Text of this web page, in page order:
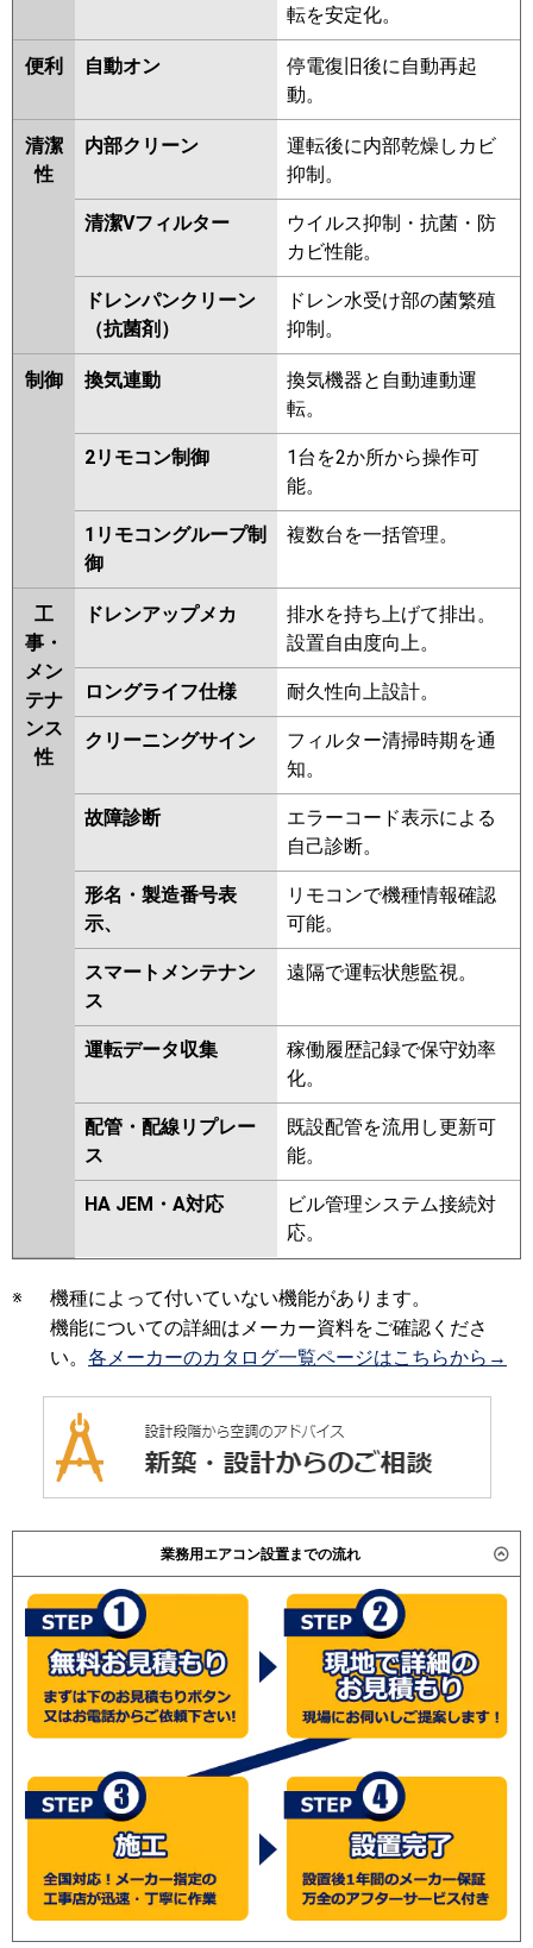
転を安定化。
便利 自動オン
停電復旧後に自動再起
動。
清潔
性
内部クリーン
運転後に内部乾燥しカビ
抑制。
清潔Vフィルター
ウイルス抑制・抗菌・防
カビ性能。
ドレンパンクリーン
（抗菌剤）
ドレン水受け部の菌繁殖
抑制。
制御 換気連動
換気機器と自動連動運
転。
2リモコン制御
1台を2か所から操作可
能。
1リモコングループ制
御
複数台を一括管理。
工
事・
メン
テナ
ンス
性
ドレンアップメカ
排水を持ち上げて排出。
設置自由度向上。
ロングライフ仕様 耐久性向上設計。
クリーニングサイン
フィルター清掃時期を通
知。
故障診断
エラーコード表示による
自己診断。
形名・製造番号表
示、
リモコンで機種情報確認
可能。
スマートメンテナン
ス
遠隔で運転状態監視。
運転データ収集
稼働履歴記録で保守効率
化。
配管・配線リプレー
ス
既設配管を流用し更新可
能。
HA JEM・A対応
ビル管理システム接続対
応。
※
機種によって付いていない機能があります。
機能についての詳細はメーカー資料をご確認くださ
い。 各メーカーのカタログ一覧ページはこちらから→
業務用エアコン設置までの流れ